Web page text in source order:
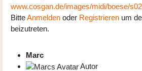
www.cosgan.de/images/midi/boese/
BitteAnmelden oder Registrieren um
beizutreten.
Marc
Autor